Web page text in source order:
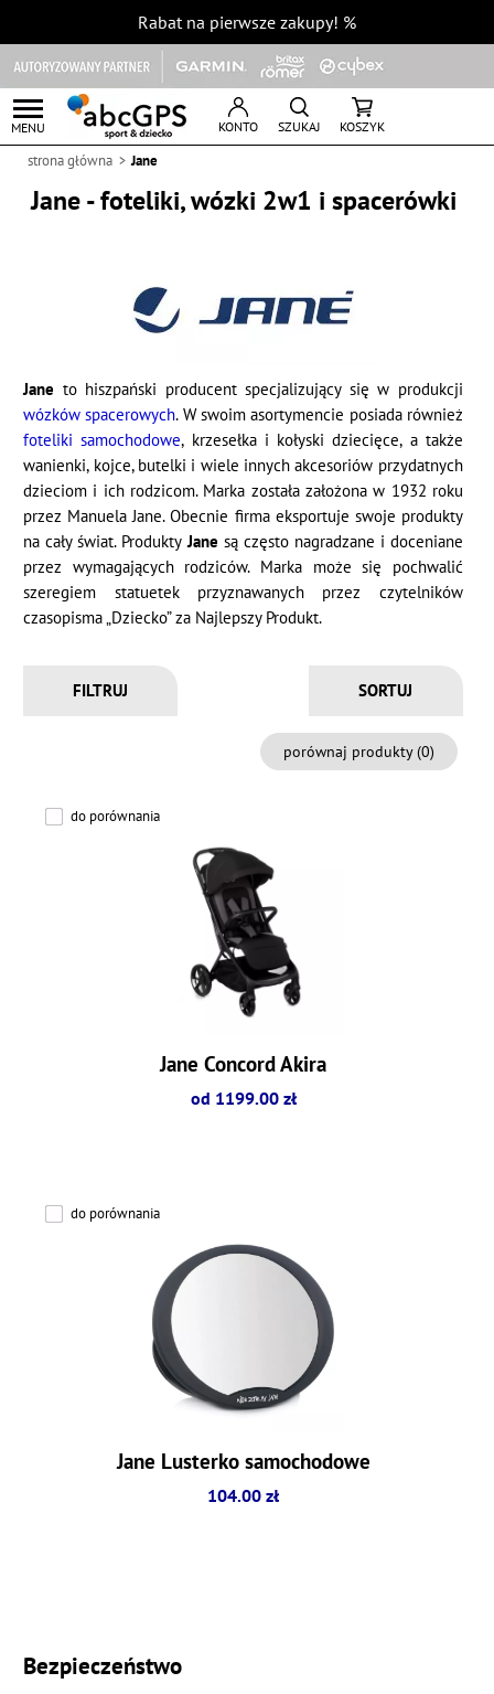
Rabat na pierwsze zakupy! %
MENU KONTO SZUKAJ KOSZYK
strona główna Jane
Jane - foteliki, wózki 2w1 i spacerówki
Jane to hiszpański producent specjalizujący się w produkcji
wózków spacerowych. W swoim asortymencie posiada również
foteliki samochodowe, krzesełka i kołyski dziecięce, a także
wanienki, kojce, butelki i wiele innych akcesoriów przydatnych
dzieciom i ich rodzicom. Marka została założona w 1932 roku
przez Manuela Jane. Obecnie firma eksportuje swoje produkty
na cały świat. Produkty Jane są często nagradzane i doceniane
przez wymagających rodziców. Marka może się pochwalić
szeregiem statuetek przyznawanych przez czytelników
czasopisma „Dziecko” za Najlepszy Produkt.
FILTRUJ
porównaj produkty (0)
do porównania
Jane Concord Akira
od 1199.00 zł
do porównania
Jane Lusterko samochodowe
104.00 zł
Bezpieczeństwo